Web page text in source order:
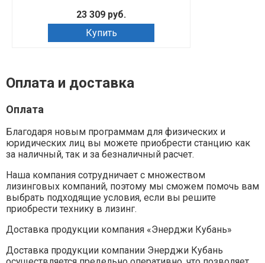
23 309 руб.
Купить
Оплата и доставка
Оплата
Благодаря новым программам для физических и
юридических лиц вы можете приобрести станцию как
за наличный, так и за безналичный расчет.
Наша компания сотрудничает с множеством
лизинговых компаний, поэтому мы сможем помочь вам
выбрать подходящие условия, если вы решите
приобрести технику в лизинг.
Доставка продукции компания «Энерджи Кубань»
Доставка продукции компании Энерджи Кубань